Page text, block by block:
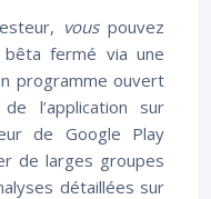
vouspouvez
fermé via une
programme ouvert
l’application sur
de Google Play
de larges groupes
détaillées sur